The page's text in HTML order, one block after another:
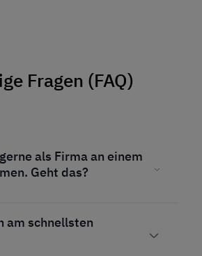
Fragen (FAQ)
als Firma an einem
Geht das?
am schnellsten